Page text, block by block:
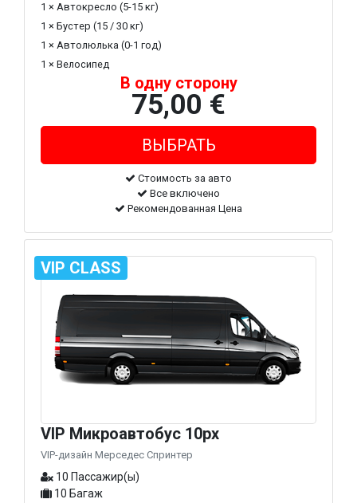
1 × Автокресло (5-15 кг)
1 × Бустер (15 / 30 кг)
1 × Автолюлька (0-1 год)
1 × Велосипед
В одну сторону
75,00 €
Стоимость за авто
Все включено
Рекомендованная Цена
VIP CLASS
VIP Микроавтобус 10px
VIP-дизайн Мерседес Спринтер
10 Пассажир(ы)
10 Багаж